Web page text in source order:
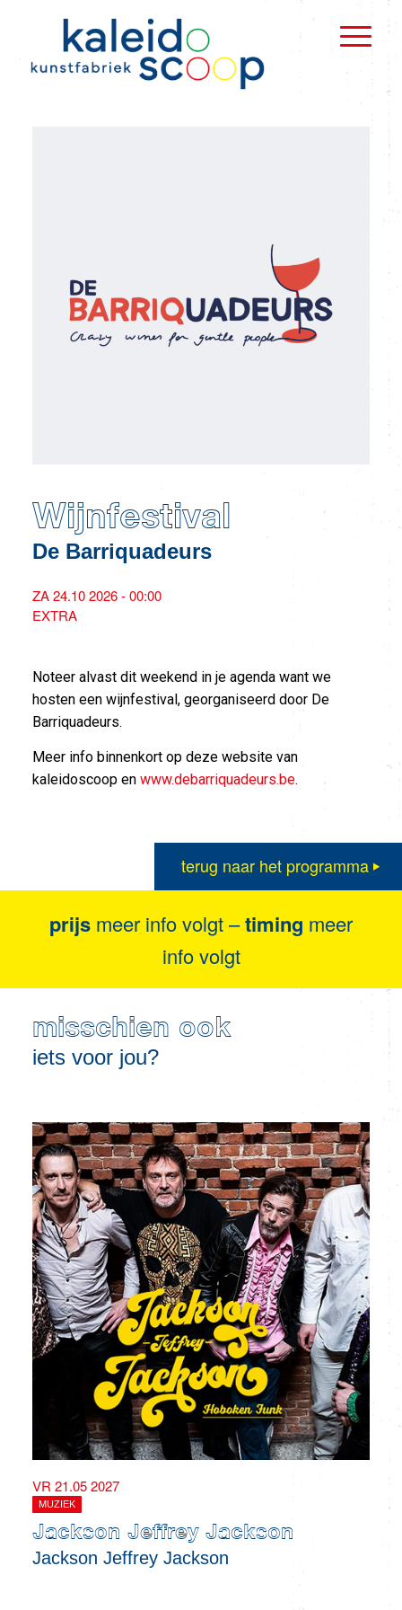
Wijnfestival
De Barriquadeurs
ZA 24.10 2026 - 00:00
EXTRA
Noteer alvast dit weekend in je agenda want we
hosten een wijnfestival, georganiseerd door De
Barriquadeurs.
Meer info binnenkort op deze website van
kaleidoscoop en www.debarriquadeurs.be.
terug naar het programma
prijs meer info volgt –timing meer
info volgt
misschien ook
iets voor jou?
VR 21.05 2027
MUZIEK
Jackson Jeffrey Jackson
Jackson Jeffrey Jackson